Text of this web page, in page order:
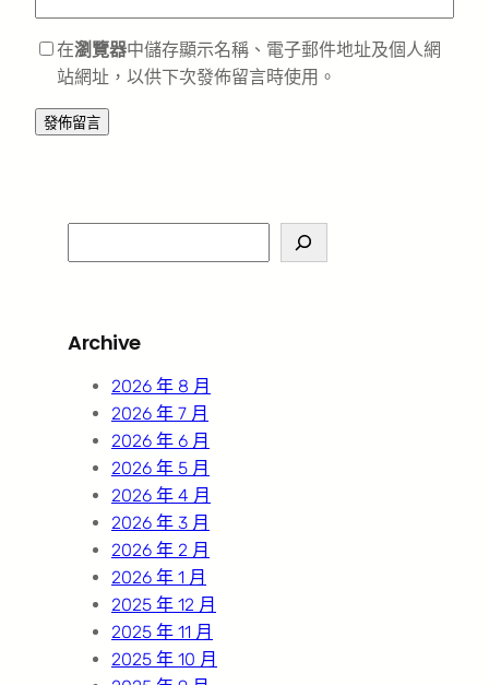
在瀏覽器中儲存顯示名稱、電子郵件地址及個人網
站網址，以供下次發佈留言時使用。
e
c
Archive
2026 年 8 月
2026 年 7 月
2026 年 6 月
2026 年 5 月
2026 年 4 月
2026 年 3 月
2026 年 2 月
2026 年 1 月
2025 年 12 月
2025 年 11 月
2025 年 10 月